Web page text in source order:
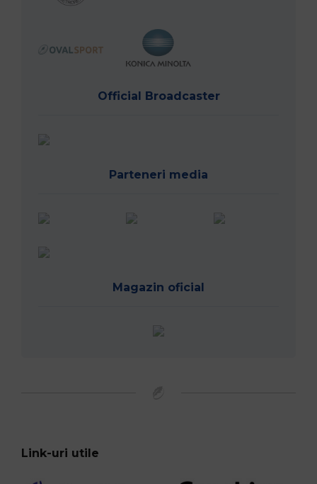
Official Broadcaster
Parteneri media
Magazin oficial
Link-uri utile